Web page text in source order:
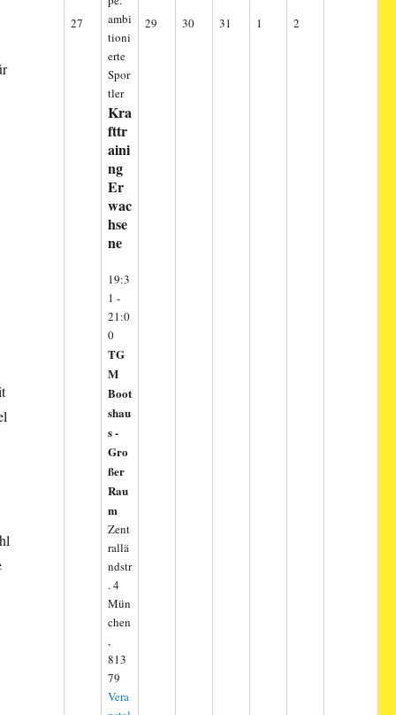
2727.
ambi
tioni
erte
Spor
tler
Kra
fttr
aini
ng
Er
wac
hse
ne
19:3
1 -
21:0
0
TG
M
Boot
shau
s -
Gro
ßer
Rau
m
Zent
rallä
ndstr
. 4
Mün
chen
,
813
79
Vera
2929.
3030.
31 1 22.